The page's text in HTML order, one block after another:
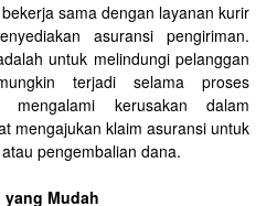
sama dengan layanan kurir
asuransi pengiriman.
untuk melindungi pelanggan
terjadi selama proses
kerusakan dalam
mengajukan klaim asuransi untuk
pengembalian dana.
yang Mudah